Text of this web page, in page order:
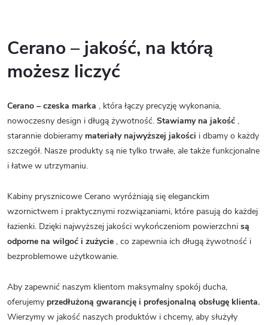
Cerano – jakość, na którą
możesz liczyć
Cerano – czeska marka , która łączy precyzję wykonania,
nowoczesny design i długą żywotność. Stawiamy na jakość ,
starannie dobieramy materiały najwyższej jakości i dbamy o każdy
szczegół. Nasze produkty są nie tylko trwałe, ale także funkcjonalne
i łatwe w utrzymaniu.
Kabiny prysznicowe Cerano wyróżniają się eleganckim
wzornictwem i praktycznymi rozwiązaniami, które pasują do każdej
łazienki. Dzięki najwyższej jakości wykończeniom powierzchni są
odporne na wilgoć i zużycie , co zapewnia ich długą żywotność i
bezproblemowe użytkowanie.
Aby zapewnić naszym klientom maksymalny spokój ducha,
oferujemy przedłużoną gwarancję i profesjonalną obsługę klienta.
Wierzymy w jakość naszych produktów i chcemy, aby służyły